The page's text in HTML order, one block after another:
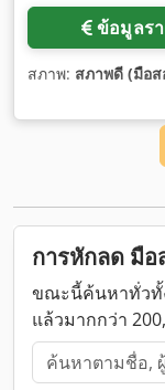
ข้อมูลร
สภาพ: สภาพดี (มือส
การหักลด มือ
ขณะนี้ค้นหาทั่วทั้
แล้วมากกว่า